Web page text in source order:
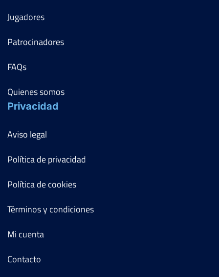
Jugadores
Patrocinadores
FAQs
Quienes somos
Privacidad
Aviso legal
Política de privacidad
Política de cookies
Términos y condiciones
Mi cuenta
Contacto